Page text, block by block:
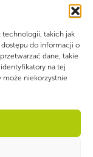
technologii, takich jak
do informacji o
dane, takie
na tej
może niekorzystnie